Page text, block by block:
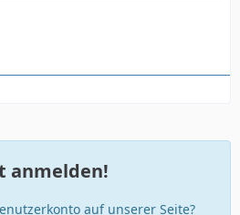
anmelden!
auf unserer Seite?